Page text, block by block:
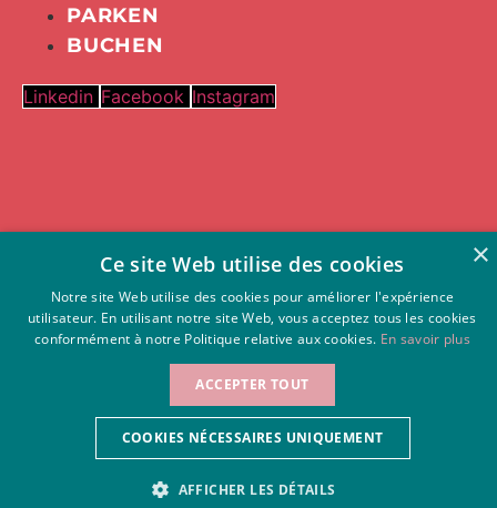
TARIF VON 09/08/26
OFFIZIELLE SEITE
Bester Tarif garantiert 80 €
Orte
PARKEN
BUCHEN
Linkedin Facebook Instagram
×
Ce site Web utilise des cookies
Notre site Web utilise des cookies pour améliorer l'expérience
utilisateur. En utilisant notre site Web, vous acceptez tous les cookies
conformément à notre Politique relative aux cookies. En savoir plus
ACCEPTER TOUT
COOKIES NÉCESSAIRES UNIQUEMENT
AFFICHER LES DÉTAILS